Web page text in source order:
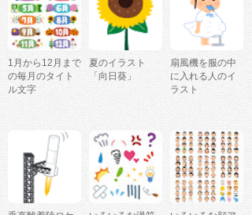
1月から12月まで
の毎月のタイト
ル文字
夏のイラスト
「向日葵」
扇風機を服の中
に入れる人のイ
ラスト